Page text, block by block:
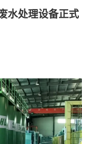
水处理设备正式